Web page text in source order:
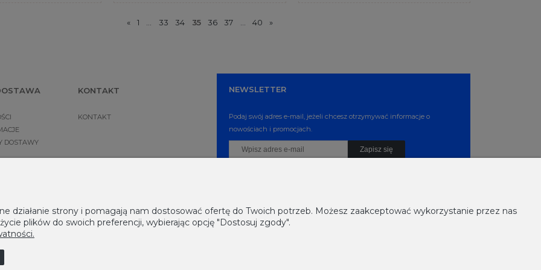
« 1 33 34 35 36 37 40 »
DOSTAWY
KONTAKT
KONTAKT
NEWSLETTER
Podaj swój adres e-mail, jeżeli chcesz otrzymywać informacje o
nowościach i promocjach.
Zapisz się
działanie strony i pomagają nam dostosować ofertę do Twoich potrzeb. Możesz zaakceptować wykorzystanie przez nas
plików do swoich preferencji, wybierając opcję "Dostosuj zgody".